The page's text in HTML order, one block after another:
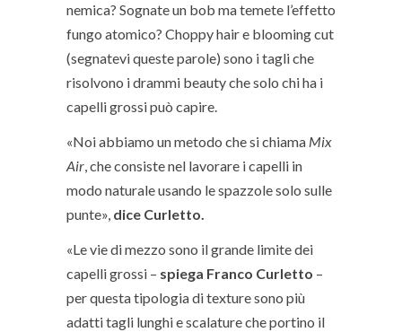
nemica? Sognate un bob ma temete l’effetto
fungo atomico? Choppy hair e blooming cut
(segnatevi queste parole) sono i tagli che
risolvono i drammi beauty che solo chi ha i
capelli grossi può capire.
«Noi abbiamo un metodo che si chiama Mix
Air, che consiste nel lavorare i capelli in
modo naturale usando le spazzole solo sulle
punte», dice Curletto.
«Le vie di mezzo sono il grande limite dei
capelli grossi – spiega Franco Curletto –
per questa tipologia di texture sono più
adatti tagli lunghi e scalature che portino il